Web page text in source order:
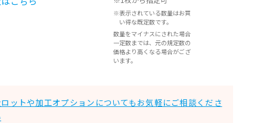
※表示されている数量はお買
い得な既定数です。
数量をマイナスにされた場合
一定数までは、元の規定数の
価格より高くなる場合がござ
います。
ットや加工オプションについてもお気軽にご相談くださ